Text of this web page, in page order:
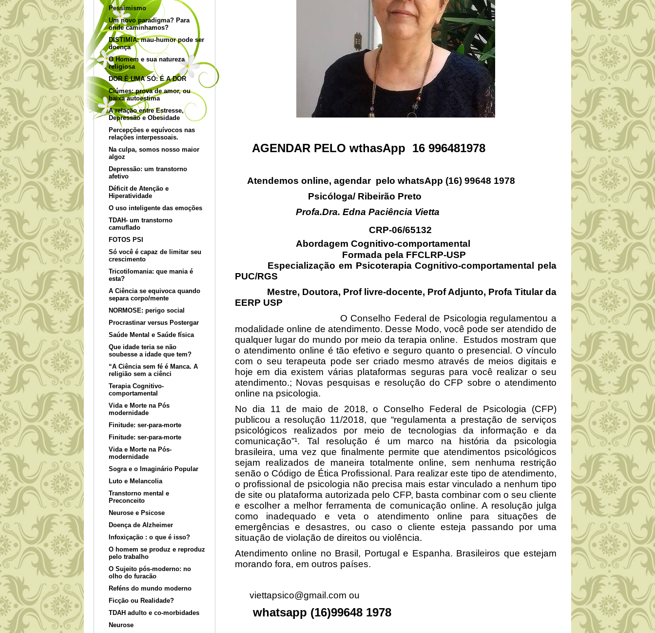
Pessimismo
Um novo paradigma? Para
onde caminhamos?
DISTIMIA: mau-humor pode ser
doença
O Homem e sua natureza
religiosa
DOR É UMA SÓ: É A DOR
Ciúmes: prova de amor, ou
baixa autoestima
A relação entre Estresse,
Depressão e Obesidade
Percepções e equívocos nas
relações interpessoais.
Na culpa, somos nosso maior
algoz
Depressão: um transtorno
afetivo
Déficit de Atenção e
Hiperatividade
O uso inteligente das emoções
TDAH- um transtorno
camuflado
FOTOS PSI
Só você é capaz de limitar seu
crescimento
Tricotilomania: que mania é
esta?
A Ciência se equivoca quando
separa corpo/mente
NORMOSE: perigo social
Procrastinar versus Postergar
Saúde Mental e Saúde física
Que idade teria se não
soubesse a idade que tem?
“A Ciência sem fé é Manca. A
religião sem a ciênci
Terapia Cognitivo-
comportamental
Vida e Morte na Pós
modernidade
Finitude: ser-para-morte
Finitude: ser-para-morte
Vida e Morte na Pós-
modernidade
Sogra e o Imaginário Popular
Luto e Melancolia
Transtorno mental e
Preconceito
Neurose e Psicose
Doença de Alzheimer
Infoxiçação : o que é isso?
O homem se produz e reproduz
pelo trabalho
O Sujeito pós-moderno: no
olho do furacão
Reféns do mundo moderno
Ficção ou Realidade?
TDAH adulto e co-morbidades
Neurose
AGENDAR PELO wthasApp 16 996481978
Atendemos online, agendar pelo whatsApp (16) 99648 1978
Psicóloga/ Ribeirão Preto
Profa.Dra. Edna Paciência Vietta
CRP-06/65132
Abordagem Cognitivo-comportamental
Formada pela FFCLRP-USP
Especialização em Psicoterapia Cognitivo-comportamental pela
PUC/RGS
Mestre, Doutora, Prof livre-docente, Prof Adjunto, Profa Titular da
EERP USP
O Conselho Federal de Psicologia regulamentou a
modalidade online de atendimento. Desse Modo, você pode ser atendido de
qualquer lugar do mundo por meio da terapia online. Estudos mostram que
o atendimento online é tão efetivo e seguro quanto o presencial. O vínculo
com o seu terapeuta pode ser criado mesmo através de meios digitais e
hoje em dia existem várias plataformas seguras para você realizar o seu
atendimento.; Novas pesquisas e resolução do CFP sobre o atendimento
online na psicologia.
No dia 11 de maio de 2018, o Conselho Federal de Psicologia (CFP)
publicou a resolução 11/2018, que “regulamenta a prestação de serviços
psicológicos realizados por meio de tecnologias da informação e da
comunicação”¹. Tal resolução é um marco na história da psicologia
brasileira, uma vez que finalmente permite que atendimentos psicológicos
sejam realizados de maneira totalmente online, sem nenhuma restrição
senão o Código de Ética Profissional. Para realizar este tipo de atendimento,
o profissional de psicologia não precisa mais estar vinculado a nenhum tipo
de site ou plataforma autorizada pelo CFP, basta combinar com o seu cliente
e escolher a melhor ferramenta de comunicação online. A resolução julga
como inadequado e veta o atendimento online para situações de
emergências e desastres, ou caso o cliente esteja passando por uma
situação de violação de direitos ou violência.
Atendimento online no Brasil, Portugal e Espanha. Brasileiros que estejam
morando fora, em outros países.
viettapsico@gmail.com ou
whatsapp (16)99648 1978